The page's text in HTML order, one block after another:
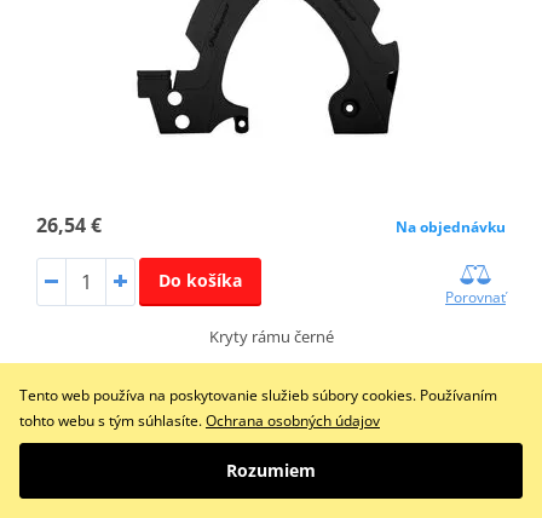
26,54 € Na objednávku
Do košíka
Porovnať
Kryty rámu černé
Kry rámu POLISPORT PERFORMANCE 8466400001
čierna
Tento web používa na poskytovanie služieb súbory cookies. Používaním
tohto webu s tým súhlasíte.Ochrana osobných údajov
Rozumiem